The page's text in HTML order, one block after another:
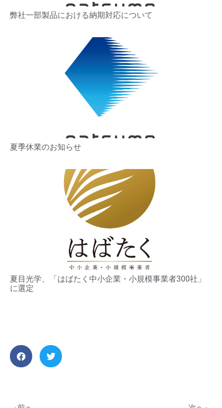
弊社一部製品における納期対応について
夏季休業のお知らせ
夏目光学、「はばたく中小企業・小規模事業者300社」
に選定